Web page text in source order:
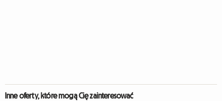
Inne oferty, które mogą Cię zainteresować